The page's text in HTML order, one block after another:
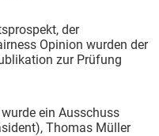
der
Opinion wurden der
zur Prüfung
ein Ausschuss
Thomas Müller